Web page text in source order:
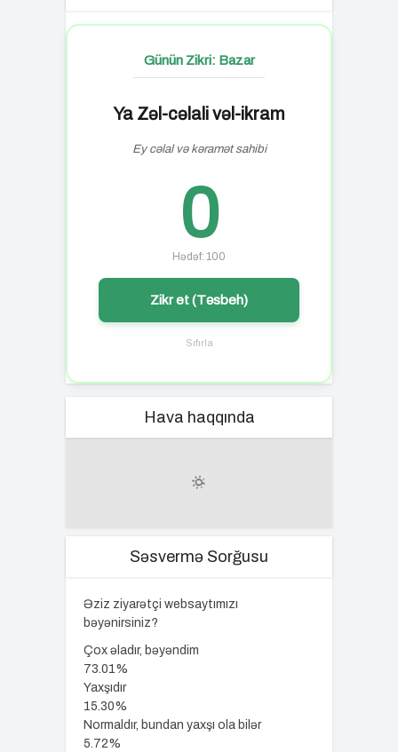
Günün Zikri: Bazar
Ya Zəl-cəlali vəl-ikram
Ey cəlal və kəramət sahibi
0
Hədəf: 100
Zikr et (Təsbeh)
Sıfırla
Hava haqqında
Səsvermə Sorğusu
Əziz ziyarətçi websaytımızı
bəyənirsiniz?
Çox əladır, bəyəndim
73.01%
Yaxşıdır
15.30%
Normaldır, bundan yaxşı ola bilər
5.72%